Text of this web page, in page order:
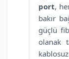
port,
bakır
güçlü
olanak